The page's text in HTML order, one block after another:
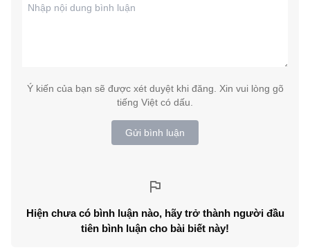
Ý kiến của bạn sẽ được xét duyệt khi đăng. Xin vui lòng gõ
tiếng Việt có dấu.
Gửi bình luận
Hiện chưa có bình luận nào, hãy trở thành người đầu
tiên bình luận cho bài biết này!